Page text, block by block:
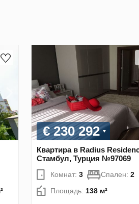
€ 230 292
Квартира в Radius
Стамбул, Турция №97069
Комнат: 3 Спален: 2
Площадь: 138 м²